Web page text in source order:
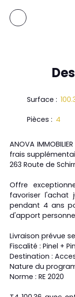
Surface :
Pièces : 4
ANOVA
frais
263 Route de
Offre
favoriser l'achat
pendant 4 ans
d'apport
Livraison prévue
Fiscalité : Pinel +
Destination :
Nature du
Norme : RE 2020